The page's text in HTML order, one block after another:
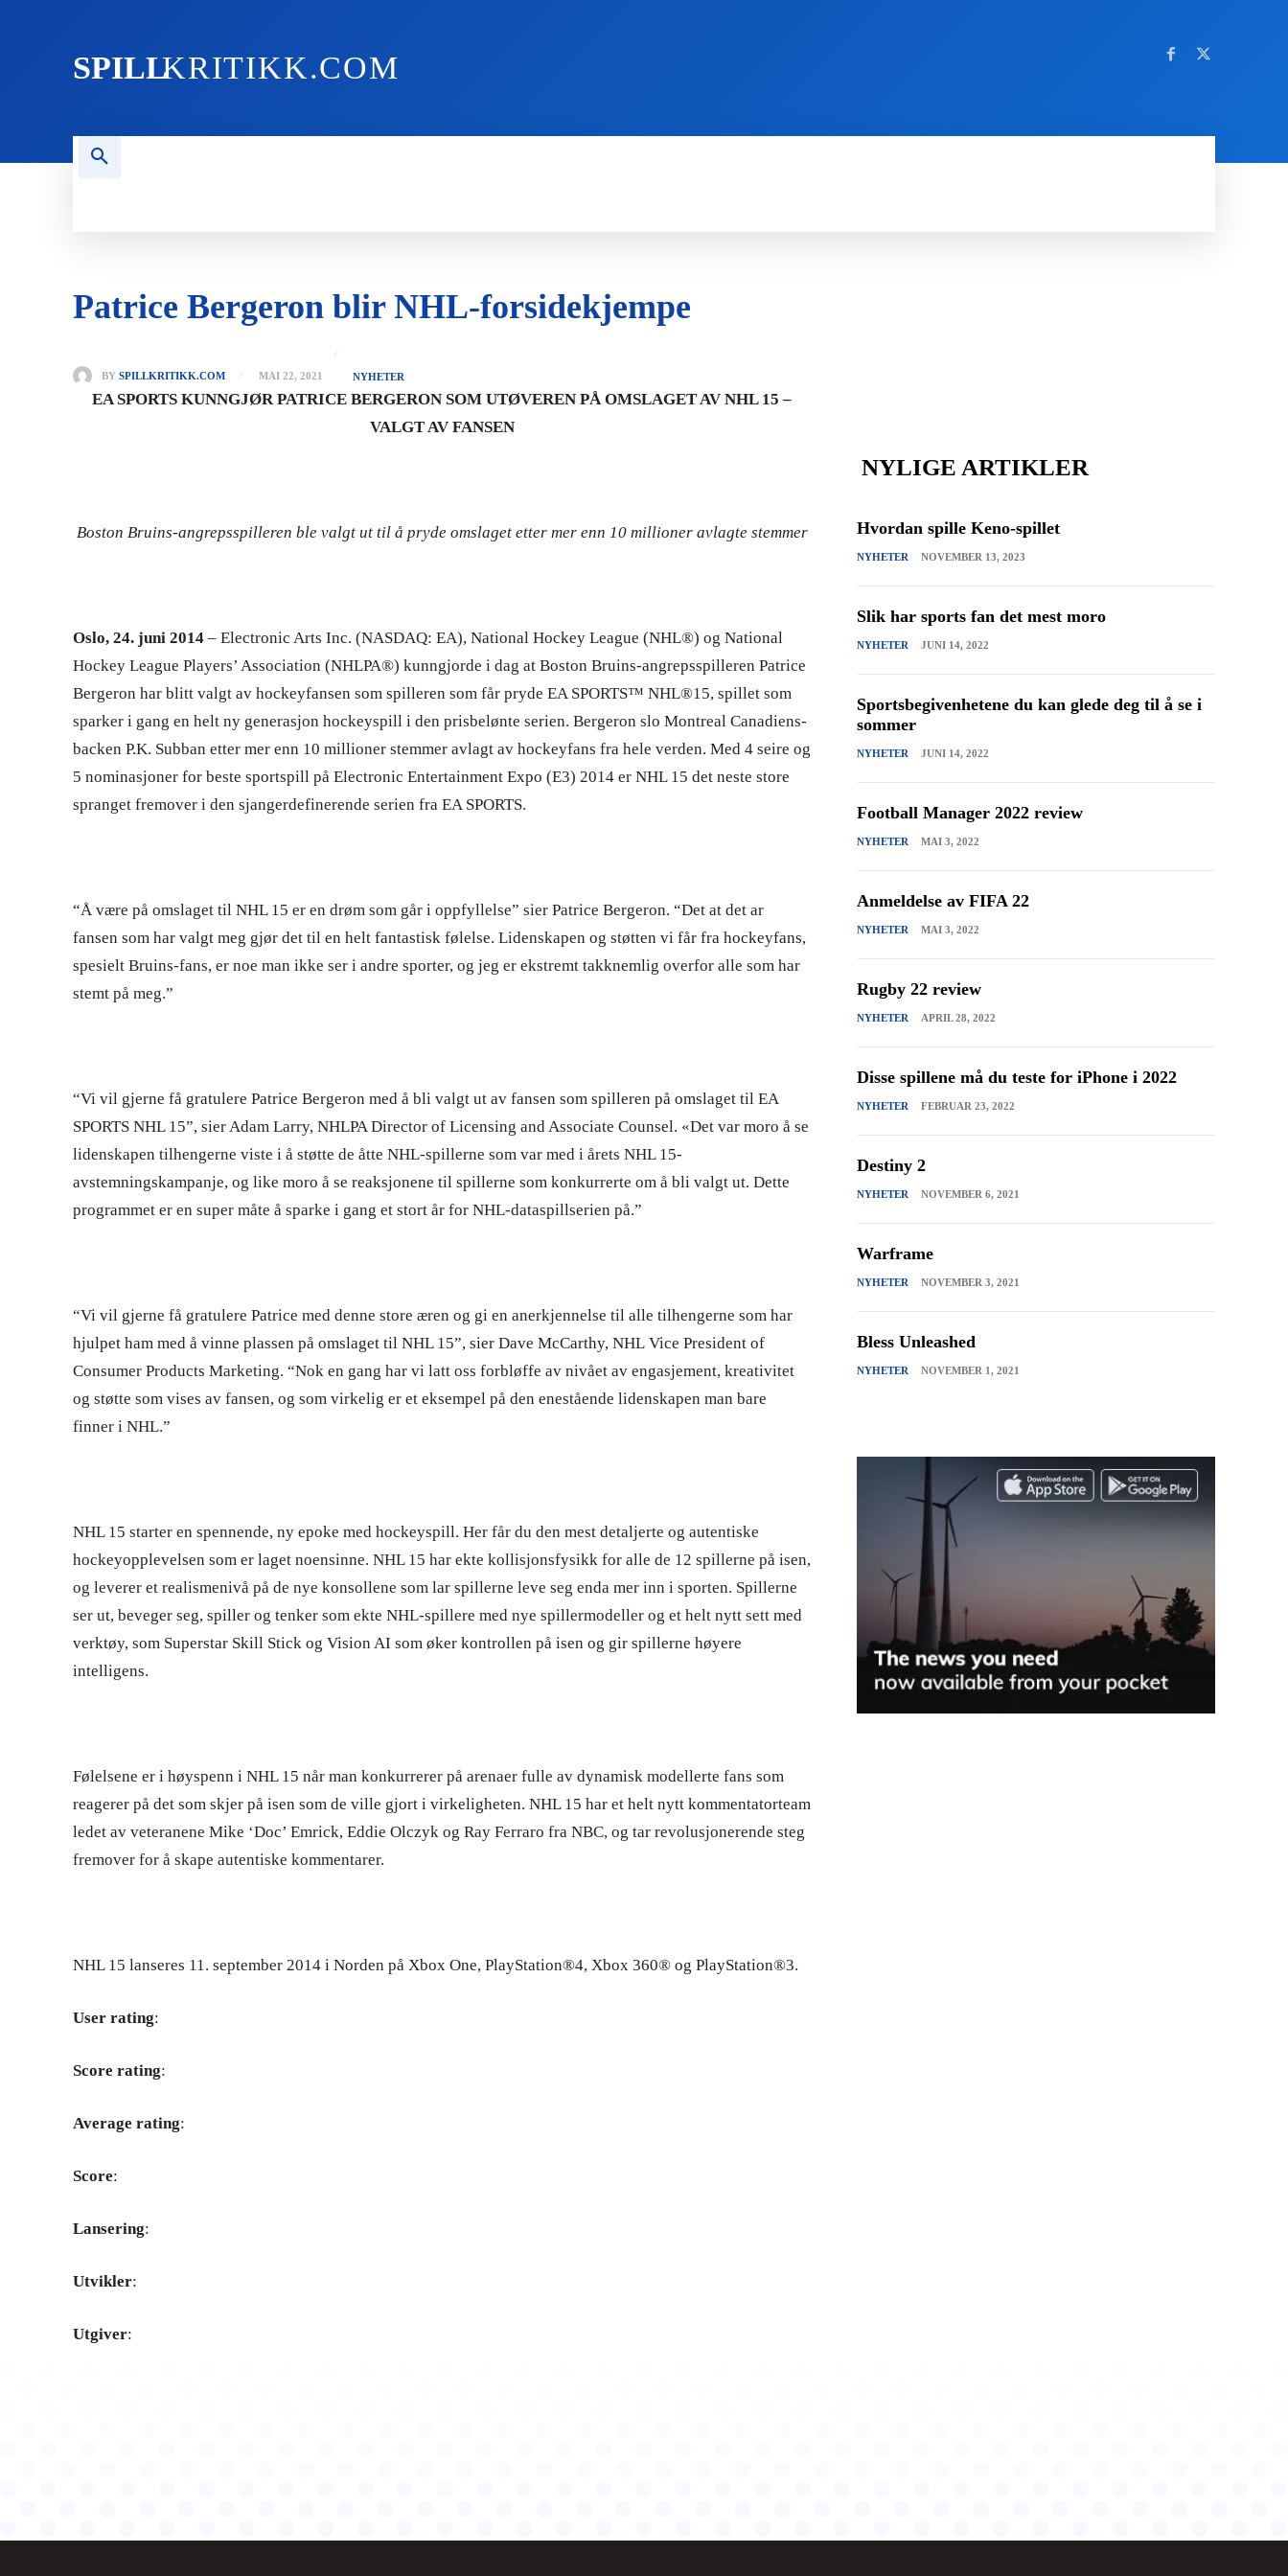
SPILLKRITIKK.COM
Patrice Bergeron blir NHL-forsidekjempe
BY SPILLKRITIKK.COM MAI 22, 2021 NYHETER
EA SPORTS KUNNGJØR PATRICE BERGERON SOM UTØVEREN PÅ OMSLAGET AV NHL 15 –
VALGT AV FANSEN
Boston Bruins-angrepsspilleren ble valgt ut til å pryde omslaget etter mer enn 10 millioner avlagte stemmer
Oslo, 24. juni 2014 – Electronic Arts Inc. (NASDAQ: EA), National Hockey League (NHL®) og National
Hockey League Players’ Association (NHLPA®) kunngjorde i dag at Boston Bruins-angrepsspilleren Patrice
Bergeron har blitt valgt av hockeyfansen som spilleren som får pryde EA SPORTS™ NHL®15, spillet som
sparker i gang en helt ny generasjon hockeyspill i den prisbelønte serien. Bergeron slo Montreal Canadiens-
backen P.K. Subban etter mer enn 10 millioner stemmer avlagt av hockeyfans fra hele verden. Med 4 seire og
5 nominasjoner for beste sportspill på Electronic Entertainment Expo (E3) 2014 er NHL 15 det neste store
spranget fremover i den sjangerdefinerende serien fra EA SPORTS.
“Å være på omslaget til NHL 15 er en drøm som går i oppfyllelse” sier Patrice Bergeron. “Det at det ar
fansen som har valgt meg gjør det til en helt fantastisk følelse. Lidenskapen og støtten vi får fra hockeyfans,
spesielt Bruins-fans, er noe man ikke ser i andre sporter, og jeg er ekstremt takknemlig overfor alle som har
stemt på meg.”
“Vi vil gjerne få gratulere Patrice Bergeron med å bli valgt ut av fansen som spilleren på omslaget til EA
SPORTS NHL 15”, sier Adam Larry, NHLPA Director of Licensing and Associate Counsel. «Det var moro å se
lidenskapen tilhengerne viste i å støtte de åtte NHL-spillerne som var med i årets NHL 15-
avstemningskampanje, og like moro å se reaksjonene til spillerne som konkurrerte om å bli valgt ut. Dette
programmet er en super måte å sparke i gang et stort år for NHL-dataspillserien på.”
“Vi vil gjerne få gratulere Patrice med denne store æren og gi en anerkjennelse til alle tilhengerne som har
hjulpet ham med å vinne plassen på omslaget til NHL 15”, sier Dave McCarthy, NHL Vice President of
Consumer Products Marketing. “Nok en gang har vi latt oss forbløffe av nivået av engasjement, kreativitet
og støtte som vises av fansen, og som virkelig er et eksempel på den enestående lidenskapen man bare
finner i NHL.”
NHL 15 starter en spennende, ny epoke med hockeyspill. Her får du den mest detaljerte og autentiske
hockeyopplevelsen som er laget noensinne. NHL 15 har ekte kollisjonsfysikk for alle de 12 spillerne på isen,
og leverer et realismenivå på de nye konsollene som lar spillerne leve seg enda mer inn i sporten. Spillerne
ser ut, beveger seg, spiller og tenker som ekte NHL-spillere med nye spillermodeller og et helt nytt sett med
verktøy, som Superstar Skill Stick og Vision AI som øker kontrollen på isen og gir spillerne høyere
intelligens.
Følelsene er i høyspenn i NHL 15 når man konkurrerer på arenaer fulle av dynamisk modellerte fans som
reagerer på det som skjer på isen som de ville gjort i virkeligheten. NHL 15 har et helt nytt kommentatorteam
ledet av veteranene Mike ‘Doc’ Emrick, Eddie Olczyk og Ray Ferraro fra NBC, og tar revolusjonerende steg
fremover for å skape autentiske kommentarer.
NHL 15 lanseres 11. september 2014 i Norden på Xbox One, PlayStation®4, Xbox 360® og PlayStation®3.
User rating:
Score rating:
Average rating:
Score:
Lansering:
Utvikler:
Utgiver:
NYLIGE ARTIKLER
Hvordan spille Keno-spillet
NYHETER NOVEMBER 13, 2023
Slik har sports fan det mest moro
NYHETER JUNI 14, 2022
Sportsbegivenhetene du kan glede deg til å se i
sommer
NYHETER JUNI 14, 2022
Football Manager 2022 review
NYHETER MAI 3, 2022
Anmeldelse av FIFA 22
NYHETER MAI 3, 2022
Rugby 22 review
NYHETER APRIL 28, 2022
Disse spillene må du teste for iPhone i 2022
NYHETER FEBRUAR 23, 2022
Destiny 2
NYHETER NOVEMBER 6, 2021
Warframe
NYHETER NOVEMBER 3, 2021
Bless Unleashed
NYHETER NOVEMBER 1, 2021